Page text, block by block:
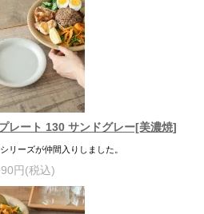
レート 130 サンドグレー[美濃焼]
リーズが仲間入りしました。
円(税込)